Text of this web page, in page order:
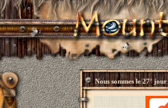
Nous sommes le27° jour